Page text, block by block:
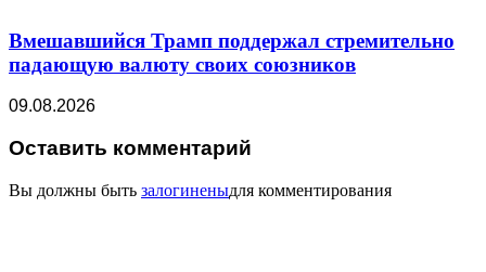
Вмешавшийся Трамп поддержал стремительно
падающую валюту своих союзников
09.08.2026
Оставить комментарий
Вы должны быть залогиненыдля комментирования